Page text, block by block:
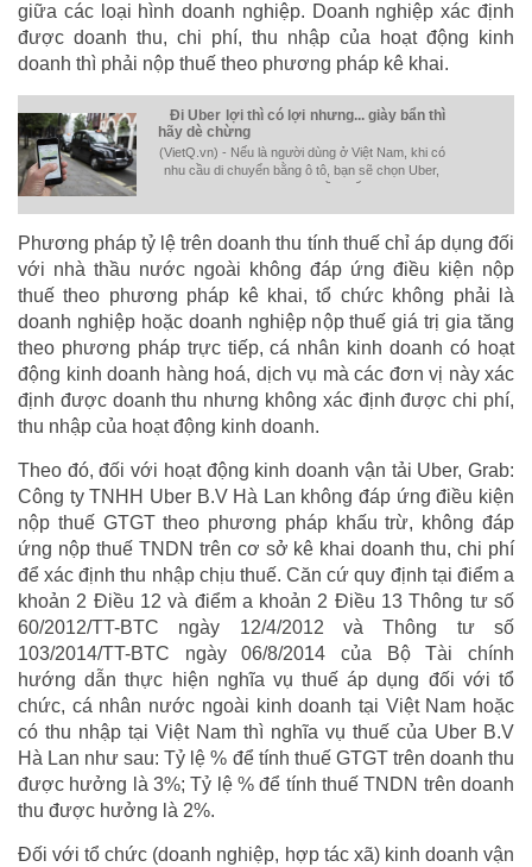
giữa các loại hình doanh nghiệp. Doanh nghiệp xác định
được doanh thu, chi phí, thu nhập của hoạt động kinh
doanh thì phải nộp thuế theo phương pháp kê khai.
Đi Uber lợi thì có lợi nhưng... giày bẩn thì
hãy dè chừng
(VietQ.vn) - Nếu là người dùng ở Việt Nam, khi có
nhu cầu di chuyển bằng ô tô, bạn sẽ chọn Uber,
Grab hay taxi truyền thống?
Phương pháp tỷ lệ trên doanh thu tính thuế chỉ áp dụng đối
với nhà thầu nước ngoài không đáp ứng điều kiện nộp
thuế theo phương pháp kê khai, tổ chức không phải là
doanh nghiệp hoặc doanh nghiệp nộp thuế giá trị gia tăng
theo phương pháp trực tiếp, cá nhân kinh doanh có hoạt
động kinh doanh hàng hoá, dịch vụ mà các đơn vị này xác
định được doanh thu nhưng không xác định được chi phí,
thu nhập của hoạt động kinh doanh.
Theo đó, đối với hoạt động kinh doanh vận tải Uber, Grab:
Công ty TNHH Uber B.V Hà Lan không đáp ứng điều kiện
nộp thuế GTGT theo phương pháp khấu trừ, không đáp
ứng nộp thuế TNDN trên cơ sở kê khai doanh thu, chi phí
để xác định thu nhập chịu thuế. Căn cứ quy định tại điểm a
khoản 2 Điều 12 và điểm a khoản 2 Điều 13 Thông tư số
60/2012/TT-BTC ngày 12/4/2012 và Thông tư số
103/2014/TT-BTC ngày 06/8/2014 của Bộ Tài chính
hướng dẫn thực hiện nghĩa vụ thuế áp dụng đối với tổ
chức, cá nhân nước ngoài kinh doanh tại Việt Nam hoặc
có thu nhập tại Việt Nam thì nghĩa vụ thuế của Uber B.V
Hà Lan như sau: Tỷ lệ % để tính thuế GTGT trên doanh thu
được hưởng là 3%; Tỷ lệ % để tính thuế TNDN trên doanh
thu được hưởng là 2%.
Đối với tổ chức (doanh nghiệp, hợp tác xã) kinh doanh vận